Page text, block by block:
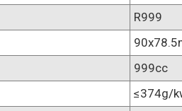
R999
999cc
≤374g/